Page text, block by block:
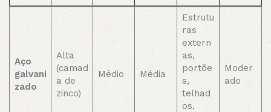
Aço
galvani
zado
Alta
(camad
a de
zinco)
Médio Média
Estrutu
ras
extern
as,
portõe
s,
telhad
os,
Moder
ado